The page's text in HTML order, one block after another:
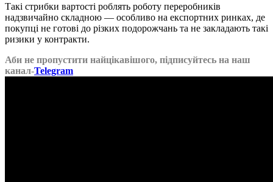
Такі стрибки вартості роблять роботу переробників
надзвичайно складною — особливо на експортних ринках, де
покупці не готові до різких подорожчань та не закладають такі
ризики у контракти.
Аби не пропустити найцікавішого, підписуйтесь на наш
канал-Telegram